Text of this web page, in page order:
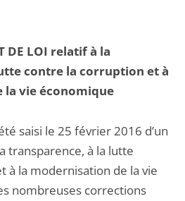
DE LOI relatif à la
contre la corruption et à
la vie économique
saisi le 25 février 2016 d’un
transparence, à la lutte
à la modernisation de la vie
nombreuses corrections